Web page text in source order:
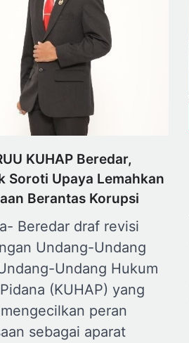
KUHAP Beredar,
Soroti Upaya Lemahkan
Berantas Korupsi
Beredar draf revisi
Undang-Undang
Undang Hukum
(KUHAP) yang
peran
sebagai aparat